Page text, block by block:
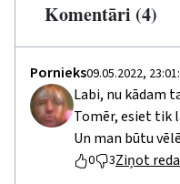
Komentāri (4)
Pornieks09.05.2022,
Labi, nu kādam
Tomēr, esiet tik
Un man būtu
0 3Ziņot